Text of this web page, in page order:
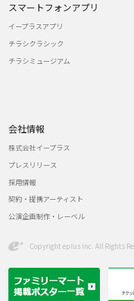
スマートフォンアプリ
イープラスアプリ
チラシクラシック
チラシミュージアム
会社情報
株式会社イープラス
プレスリリース
採用情報
契約・提携アーティスト
公演企画制作・レーベル
Copyright eplus inc. All Rights